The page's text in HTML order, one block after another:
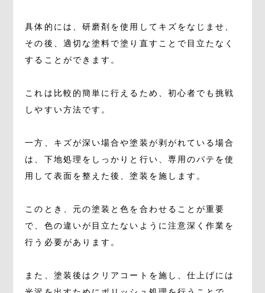
具体的には、研磨剤を使用してキズをなじませ、
その後、適切な塗料で塗り直すことで目立たなく
することができます。
これは比較的簡単に行えるため、初心者でも挑戦
しやすい方法です。
一方、キズが深い場合や塗装が剥がれている場合
は、下地処理をしっかりと行い、専用のパテを使
用して表面を整えた後、塗装を施します。
このとき、元の塗装と色を合わせることが重要
で、色の違いが目立たないように注意深く作業を
行う必要があります。
また、塗装後はクリアコートを施し、仕上げには